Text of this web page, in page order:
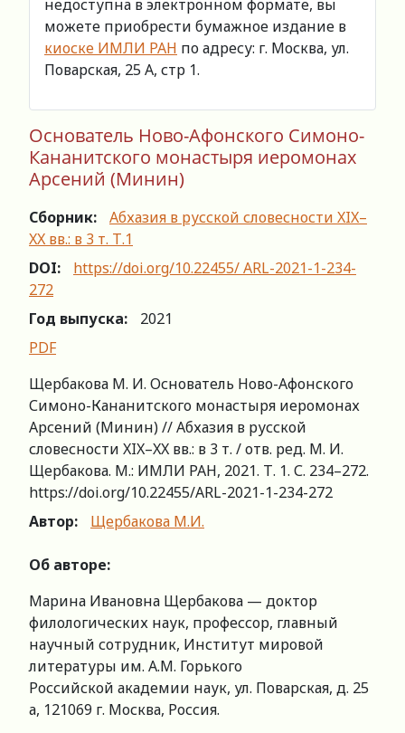
недоступна в электронном формате, вы
можете приобрести бумажное издание в
киоске ИМЛИ РАН по адресу: г. Москва, ул.
Поварская, 25 А, стр 1.
Основатель Ново-Афонского Симоно-
Кананитского монастыря иеромонах
Арсений (Минин)
Сборник:
Абхазия в русской словесности XIX–
XX вв.: в 3 т. Т.1
DOI:
https://doi.org/10.22455/ ARL-2021-1-234-
272
Год выпуска:
2021
PDF
Щербакова М. И. Основатель Ново-Афонского
Симоно-Кананитского монастыря иеромонах
Арсений (Минин) // Абхазия в русской
словесности XIX–XX вв.: в 3 т. / отв. ред. М. И.
Щербакова. М.: ИМЛИ РАН, 2021. Т. 1. С. 234–272.
https://doi.org/10.22455/ARL-2021-1-234-272
Автор:
Щербакова М.И.
Об авторе:
Марина Ивановна Щербакова — доктор
филологических наук, профессор, главный
научный сотрудник, Институт мировой
литературы им. А.М. Горького
Российской академии наук, ул. Поварская, д. 25
а, 121069 г. Москва, Россия.